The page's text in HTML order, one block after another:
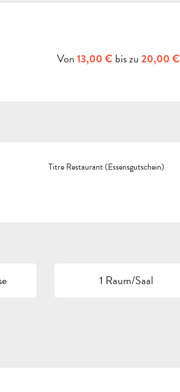
Von13,00 € bis zu20,00 €
Titre Restaurant (Essensgutschein)
1 Raum/Saal